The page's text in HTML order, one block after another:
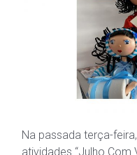
Na passada terça-
atividades “Julho Com